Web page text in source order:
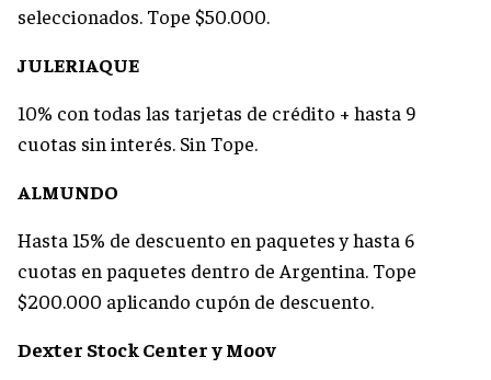
seleccionados. Tope $50.000.
JULERIAQUE
10% con todas las tarjetas de crédito + hasta 9
cuotas sin interés. Sin Tope.
ALMUNDO
Hasta 15% de descuento en paquetes y hasta 6
cuotas en paquetes dentro de Argentina. Tope
$200.000 aplicando cupón de descuento.
Dexter Stock Center y Moov